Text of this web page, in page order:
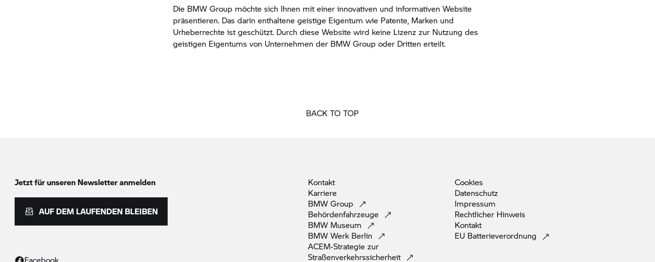
Die BMW Group möchte sich Ihnen mit einer innovativen und informativen Website
präsentieren. Das darin enthaltene geistige Eigentum wie Patente, Marken und
Urheberrechte ist geschützt. Durch diese Website wird keine Lizenz zur Nutzung des
geistigen Eigentums von Unternehmen der BMW Group oder Dritten erteilt.
BACK TO TOP
Jetzt für unseren Newsletter anmelden
AUF DEM LAUFENDEN BLEIBEN
Kontakt
Karriere
BMW Group
Behördenfahrzeuge
BMW Museum
BMW Werk Berlin
ACEM-Strategie zur
Straßenverkehrssicherheit
Cookies
Datenschutz
Impressum
Rechtlicher Hinweis
Kontakt
EU Batterieverordnung